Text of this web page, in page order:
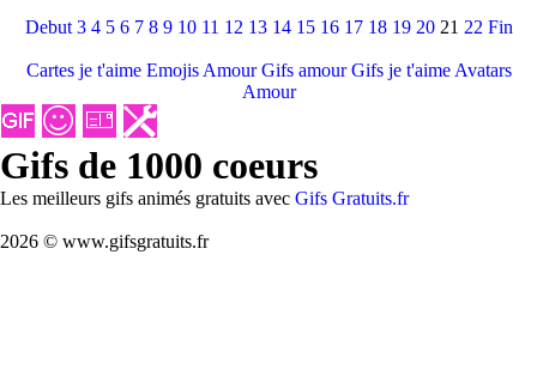
Debut 3 4 5 6 7 8 9 10 11 12 13 14 15 16 17 18 19 20 21 22 Fin
Cartes je t'aime Emojis Amour Gifs amour Gifs je t'aime Avatars
Amour
Gifs de 1000 coeurs
Les meilleurs gifs animés gratuits avec Gifs Gratuits.fr
2026 © www.gifsgratuits.fr